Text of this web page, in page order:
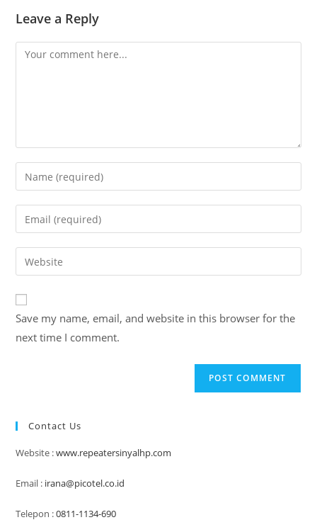
Leave a Reply
Comment
Enter
your
name
comment
Enter
your
email
address
comment
Enter
your
website
URL
(optional)
Save my name, email, and website in this browser for the
next time I comment.
Contact Us
Website :www.repeatersinyalhp.com
Email : irana@picotel.co.id
Telepon :0811-1134-690